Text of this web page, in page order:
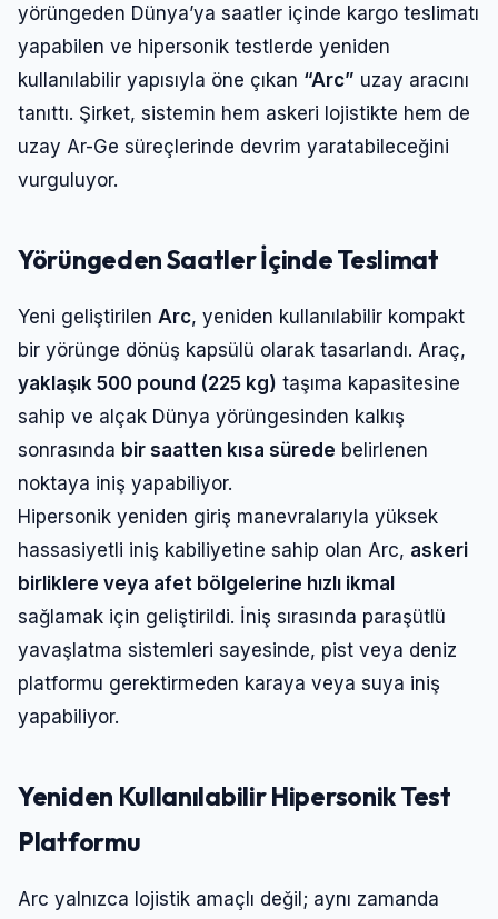
yörüngeden Dünya’ya saatler içinde kargo teslimatı
yapabilen ve hipersonik testlerde yeniden
kullanılabilir yapısıyla öne çıkan “Arc” uzay aracını
tanıttı. Şirket, sistemin hem askeri lojistikte hem de
uzay Ar-Ge süreçlerinde devrim yaratabileceğini
vurguluyor.
Yörüngeden Saatler İçinde Teslimat
Yeni geliştirilen Arc, yeniden kullanılabilir kompakt
bir yörünge dönüş kapsülü olarak tasarlandı. Araç,
yaklaşık 500 pound (225 kg) taşıma kapasitesine
sahip ve alçak Dünya yörüngesinden kalkış
sonrasında bir saatten kısa sürede belirlenen
noktaya iniş yapabiliyor.
Hipersonik yeniden giriş manevralarıyla yüksek
hassasiyetli iniş kabiliyetine sahip olan Arc, askeri
birliklere veya afet bölgelerine hızlı ikmal
sağlamak için geliştirildi. İniş sırasında paraşütlü
yavaşlatma sistemleri sayesinde, pist veya deniz
platformu gerektirmeden karaya veya suya iniş
yapabiliyor.
Yeniden Kullanılabilir Hipersonik Test
Platformu
Arc yalnızca lojistik amaçlı değil; aynı zamanda